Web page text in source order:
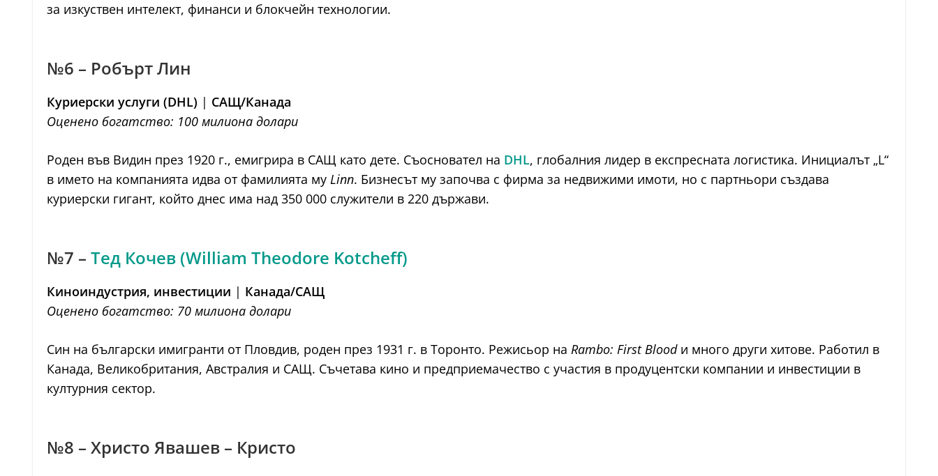
за изкуствен интелект, финанси и блокчейн технологии.
№6 – Робърт Лин
Куриерски услуги (DHL) | САЩ/Канада
Оценено богатство: 100 милионa долари
Роден във Видин през 1920 г., емигрира в САЩ като дете. Съосновател на DHL, глобалния лидер в експресната логистика. Инициалът „L“
в името на компанията идва от фамилията му Linn. Бизнесът му започва с фирма за недвижими имоти, но с партньори създава
куриерски гигант, който днес има над 350 000 служители в 220 държави.
№7 – Тед Кочев (William Theodore Kotcheff)
Киноиндустрия, инвестиции | Канада/САЩ
Оценено богатство: 70 милионa долари
Син на български имигранти от Пловдив, роден през 1931 г. в Торонто. Режисьор на Rambo: First Bloodи много други хитове. Работил в
Канада, Великобритания, Австралия и САЩ. Съчетава кино и предприемачество с участия в продуцентски компании и инвестиции в
културния сектор.
№8 – Христо Явашев – Кристо